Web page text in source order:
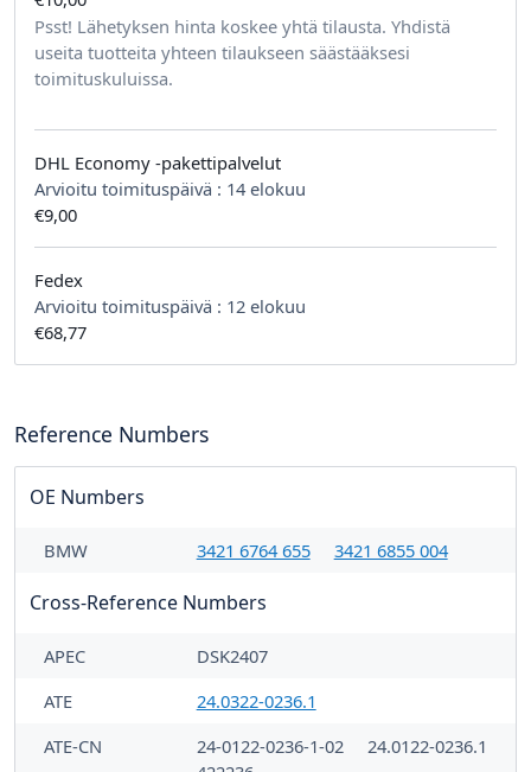
Psst! Lähetyksen hinta koskee yhtä tilausta. Yhdistä
useita tuotteita yhteen tilaukseen säästääksesi
toimituskuluissa.
DHL Economy -pakettipalvelut
Arvioitu toimituspäivä : 14 elokuu
€9,00
Fedex
Arvioitu toimituspäivä : 12 elokuu
€68,77
Reference Numbers
OE Numbers
BMW 3421 6764 655 3421 6855 004
Cross-Reference Numbers
APEC
DSK2407
ATE
24.0322-0236.1
ATE-CN
24-0122-0236-1-02
24.0122-0236.1